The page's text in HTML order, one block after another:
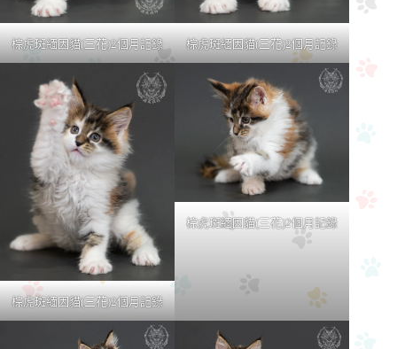
棕虎斑緬因貓(三花)2個月記錄 棕虎斑緬因貓(三花)2個月記錄
棕虎斑緬因貓(三花)2個月記錄
棕虎斑緬因貓(三花)2個月記錄